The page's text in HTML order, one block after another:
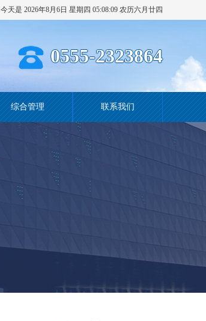
今天是 2026年8月6日 星期四 05:08:10 农历六月廿四
0555-2323864
综合管理 联系我们